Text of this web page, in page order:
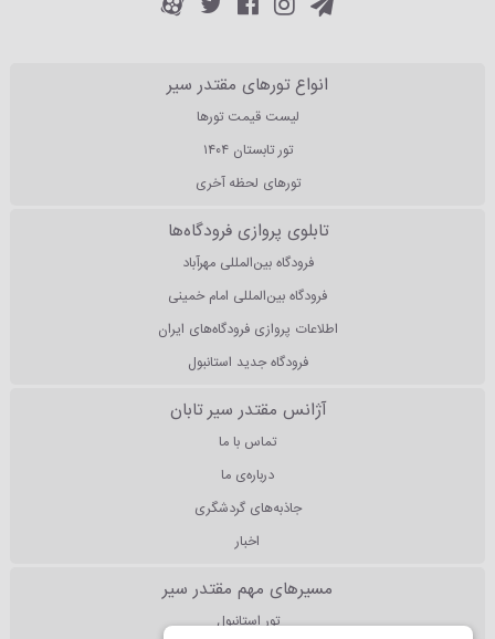
انواع تورهای مقتدر سیر
لیست قیمت تورها
تور تابستان ۱۴۰۴
تورهای لحظه آخری
تابلوی پروازی فرودگاه‌ها
فرودگاه بین‌المللی مهرآباد
فرودگاه بین‌المللی امام خمینی
اطلاعات پروازی فرودگاه‌های ایران
فرودگاه جدید استانبول
آژانس مقتدر سیر تابان
تماس با ما
درباره‌ی ما
جاذبه‌های گردشگری
اخبار
مسیرهای مهم مقتدر سیر
تور استانبول